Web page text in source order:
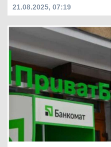
21.08.2025, 07:19